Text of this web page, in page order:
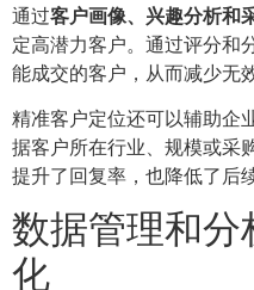
通过客户画像、兴趣分析和
定高潜力客户。通过评分和
能成交的客户，从而减少无
精准客户定位还可以辅助企
据客户所在行业、规模或采
提升了回复率，也降低了后
数据管理和
化